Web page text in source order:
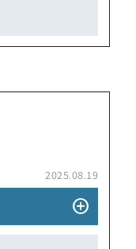
2025.08.19
add_circle